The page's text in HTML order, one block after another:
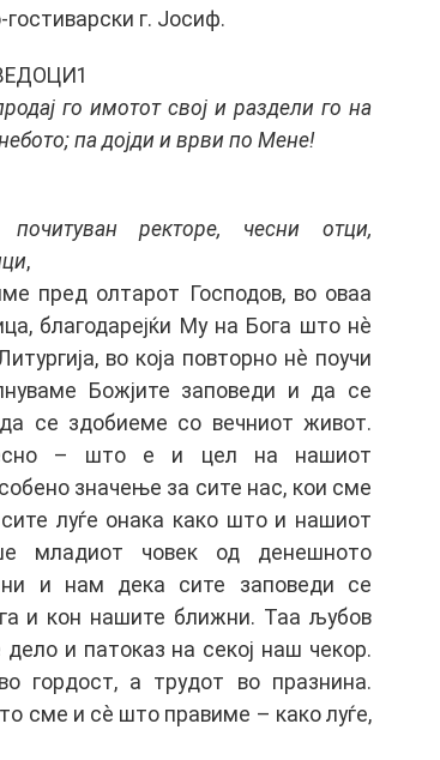
г. Јосиф.
го имотот свој и раздели го на
па дојди и врви по Мене!
ректоре, чесни отци,
,
пред олтарот Господов, во оваа
благодарејќи Му на Бога што нè
во која повторно нè поучи
Божјите заповеди и да се
се здобиеме со вечниот живот.
– што е и цел на нашиот
значење за сите нас, кои сме
луѓе онака како што и нашиот
младиот човек од денешното
ни и нам дека сите заповеди се
и кон нашите ближни. Таа љубов
и патоказ на секој наш чекор.
гордост, а трудот во празнина.
сме и сè што правиме – како луѓе,